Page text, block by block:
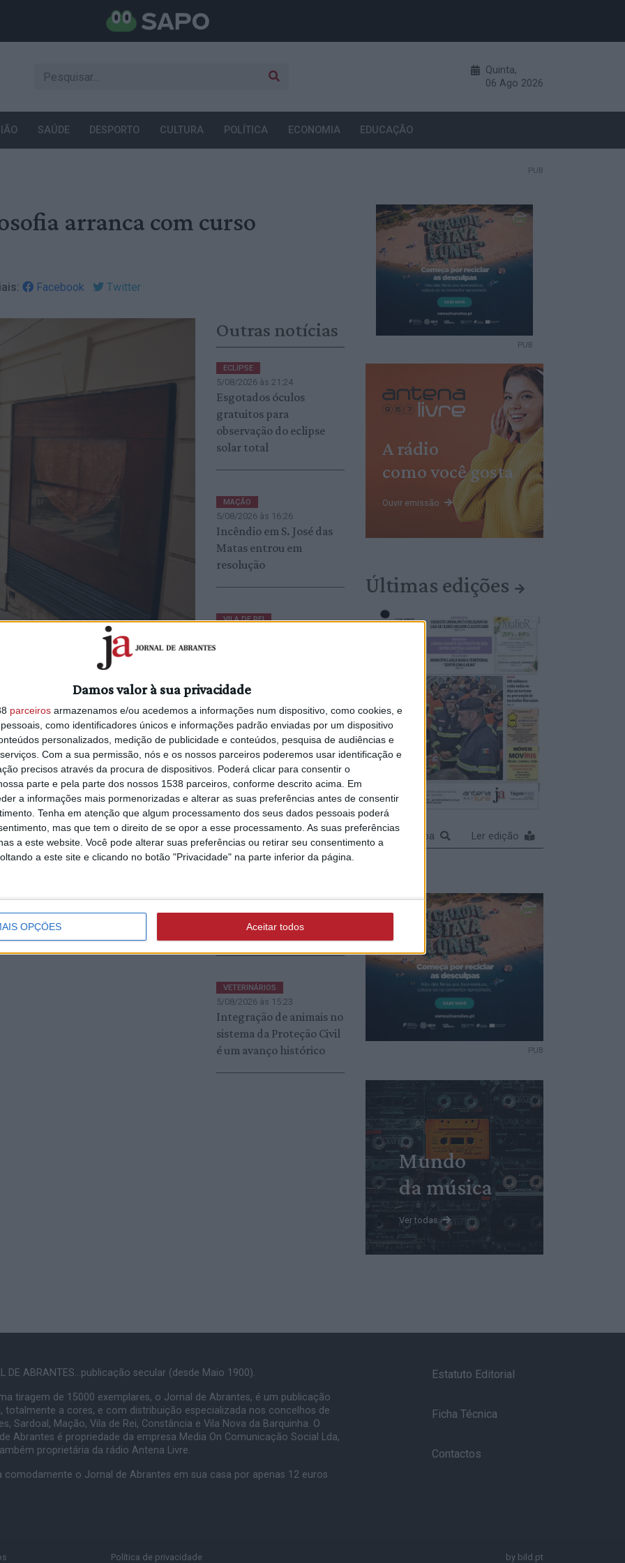
Damos valor à sua privacidade
parceiros armazenamos e/ou acedemos a informações num dispositivo, como cookies, e
como identificadores únicos e informações padrão enviadas por um dispositivo
personalizados, medição de publicidade e conteúdos, pesquisa de audiências e
Com a sua permissão, nós e os nossos parceiros poderemos usar identificação e
precisos através da procura de dispositivos. Poderá clicar para consentir o
parte e pela parte dos nossos 1538 parceiros, conforme descrito acima. Em
a informações mais pormenorizadas e alterar as suas preferências antes de consentir
Tenha em atenção que algum processamento dos seus dados pessoais poderá
mas que tem o direito de se opor a esse processamento. As suas preferências
a este website. Você pode alterar suas preferências ou retirar seu consentimento a
a este site e clicando no botão "Privacidade" na parte inferior da página.
OPÇÕES Aceitar todos
Quinta,
06 Ago 2026
SAÚDE DESPORTO CULTURA POLÍTICA ECONOMIA EDUCAÇÃO
PUB
arranca com curso
Facebook Twitter
8º ano de atividade.
numa modalidade diferente, com um
um semestre, por uma mesma
e alguma sistematicidade.
ativa dos que seguirem o curso.
racionalidade ocidental” e como
de Filosofia de Abrantes.
Outras notícias
ECLIPSE
5/08/2026 às 21:24
Esgotados óculos
gratuitos para
observação do eclipse
solar total
MAÇÃO
5/08/2026 às 16:26
Incêndio em S. José das
Matas entrou em
resolução
VILA DE REI
de julho
SERTÃ
5/08/2026 às 16:06
Cinema ao Ar Livre traz
Michael Jackson e
Minions à Praia Fluvial da
Ribeira Grande
Aplicação de
estacionamento
EasyPark já está ativa
VETERINÁRIOS
5/08/2026 às 15:23
Integração de animais no
sistema da Proteção Civil
é um avanço histórico
PUB
A rádio
como você gosta
Ouvir emissão
Últimas edições
Ampliar capa Ler edição
PUB
Mundo
da música
Ver todas
DE ABRANTES...publicação secular (desde Maio 1900).
tiragem de 15000 exemplares, o Jornal de Abrantes, é um publicação
totalmente a cores, e com distribuição especializada nos concelhos de
Sardoal, Mação, Vila de Rei, Constância e Vila Nova da Barquinha. O
Abrantes é propriedade da empresa Media On Comunicação Social Lda,
proprietária da rádio Antena Livre.
comodamente o Jornal de Abrantes em sua casa por apenas 12 euros
Estatuto Editorial
Ficha Técnica
Contactos
Política de privacidade by bild.pt